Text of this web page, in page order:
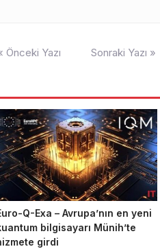
Önceki Yazı Sonraki Yazı »
Q-Exa – Avrupa’nın en yeni
bilgisayarı Münih’te
girdi